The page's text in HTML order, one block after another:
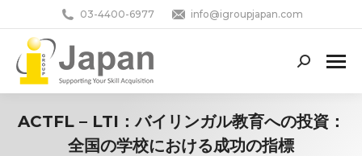
03-4400-6977 info@igroupjapan.com
Search:
ACTFL – LTI：バイリンガル教育への投資：
全国の学校における成功の指標